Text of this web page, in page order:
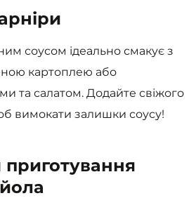
соусом ідеально смакує з
картоплею або
та салатом. Додайте свіжого
вимокати залишки соусу!